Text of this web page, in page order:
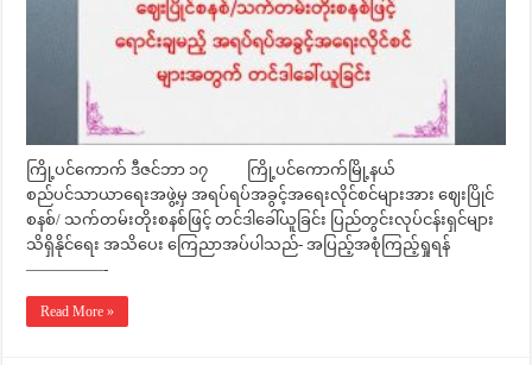
ကြို့ပင်ကောက် ဒီဇင်ဘာ ၁၇ ကြို့ပင်ကောက်မြို့နယ်
စည်ပင်သာယာရေးအဖွဲ့မှ အရပ်ရပ်အခွင့်အရေးလိုင်စင်များအား ဈေးပြိုင်
စနစ်/ သက်တမ်းတိုးစနစ်ဖြင့် တင်ဒါခေါ်ယူခြင်း ပြည်တွင်းလုပ်ငန်းရှင်များ
သိရှိနိုင်ရေး အသိပေး ကြေညာအပ်ပါသည်- အပြည့်အစုံကြည့်ရှုရန်
—————-
Read More »